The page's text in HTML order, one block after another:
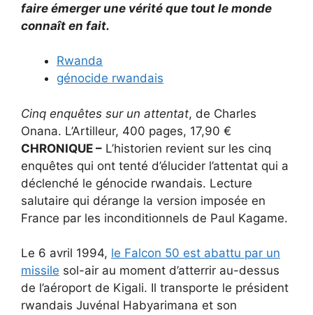
faire émerger une vérité que tout le monde
connaît en fait.
Rwanda
génocide rwandais
Cinq enquêtes sur un attentat, de Charles
Onana. L’Artilleur, 400 pages, 17,90 €
CHRONIQUE – L’historien revient sur les cinq
enquêtes qui ont tenté d’élucider l’attentat qui a
déclenché le génocide rwandais. Lecture
salutaire qui dérange la version imposée en
France par les inconditionnels de Paul Kagame.
Le 6 avril 1994, le Falcon 50 est abattu par un
missile sol-air au moment d’atterrir au-dessus
de l’aéroport de Kigali. Il transporte le président
rwandais Juvénal Habyarimana et son